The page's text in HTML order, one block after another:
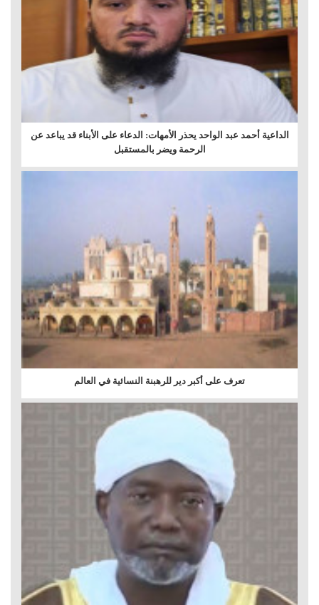
الداعية أحمد عبد الواحد يحذر الأمهات: الدعاء على الأبناء قد يباعد عن
الرحمة ويضر بالمستقبل
تعرف على أكبر دير للرهبنة النسائية في العالم